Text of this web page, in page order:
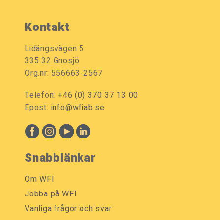
Kontakt
Lidängsvägen 5
335 32 Gnosjö
Org.nr: 556663-2567
Telefon:+46 (0) 370 37 13 00
Epost: info@wfiab.se
Snabblänkar
Om WFI
Jobba på WFI
Vanliga frågor och svar